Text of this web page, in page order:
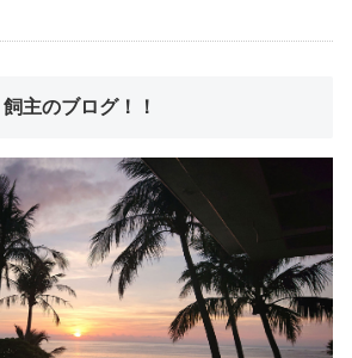
主のブログ！！